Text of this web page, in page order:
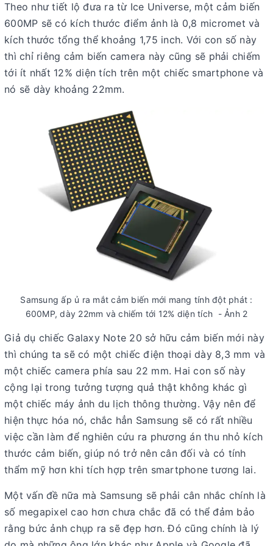
Theo như tiết lộ đưa ra từ Ice Universe, một cảm biến
600MP sẽ có kích thước điểm ảnh là 0,8 micromet và
kích thước tổng thể khoảng 1,75 inch. Với con số này
thì chỉ riêng cảm biến camera này cũng sẽ phải chiếm
tới ít nhất 12% diện tích trên một chiếc smartphone và
nó sẽ dày khoảng 22mm.
Samsung ấp ủ ra mắt cảm biến mới mang tính đột phát :
600MP, dày 22mm và chiếm tới 12% diện tích - Ảnh 2
Giả dụ chiếc Galaxy Note 20 sở hữu cảm biến mới này
thì chúng ta sẽ có một chiếc điện thoại dày 8,3 mm và
một chiếc camera phía sau 22 mm. Hai con số này
cộng lại trong tưởng tượng quả thật không khác gì
một chiếc máy ảnh du lịch thông thường. Vậy nên để
hiện thực hóa nó, chắc hẳn Samsung sẽ có rất nhiều
việc cần làm để nghiên cứu ra phương án thu nhỏ kích
thước cảm biến, giúp nó trở nên cân đối và có tính
thẩm mỹ hơn khi tích hợp trên smartphone tương lai.
Một vấn đề nữa mà Samsung sẽ phải cân nhắc chính là
số megapixel cao hơn chưa chắc đã có thể đảm bảo
rằng bức ảnh chụp ra sẽ đẹp hơn. Đó cũng chính là lý